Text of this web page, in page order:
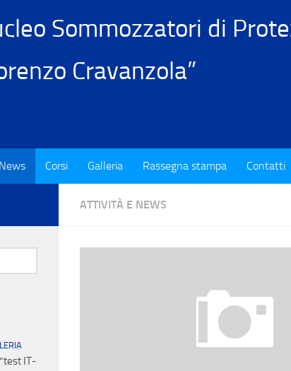
Sommozzatori di
Cravanzola”
Corsi Galleria Rassegna stampa Contatti
ATTIVITÀ E NEWS
IT-